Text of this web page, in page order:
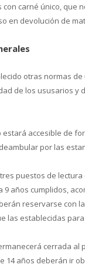
con carné único, que
en devolución de
otras normas
de los ususarios y
estará accesible de
por las
puestos de
9 años cumplidos,
reservarse con
las establecidas
cerrada al
14 años deberán ir